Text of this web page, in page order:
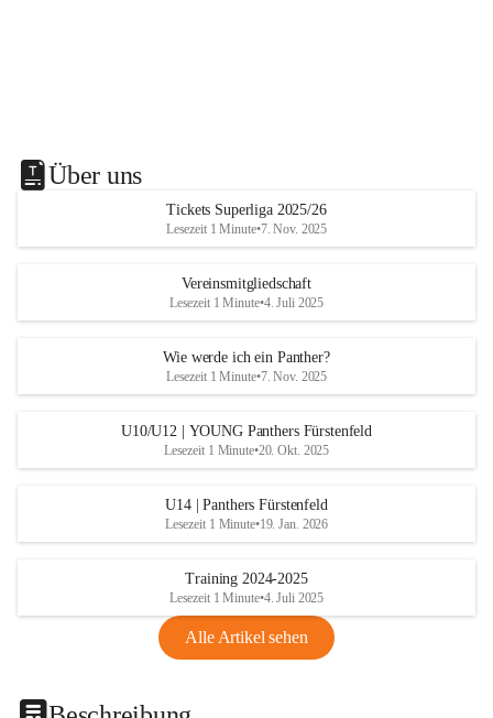
Über uns
Tickets Superliga 2025/26
Lesezeit 1 Minute•7. Nov. 2025
Vereinsmitgliedschaft
Lesezeit 1 Minute•4. Juli 2025
Wie werde ich ein Panther?
Lesezeit 1 Minute•7. Nov. 2025
U10/U12 | YOUNG Panthers Fürstenfeld
Lesezeit 1 Minute•20. Okt. 2025
U14 | Panthers Fürstenfeld
Lesezeit 1 Minute•19. Jan. 2026
Training 2024-2025
Lesezeit 1 Minute•4. Juli 2025
Alle Artikel sehen